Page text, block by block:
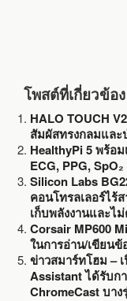
โพสต์ที่เกี่ยวข้อง
HALO TOUCH
สัมผัสทรงกลมแล
HealthyPi 5 พร้อ
ECG, PPG,
Silicon Labs
คอนโทรลเลอร์ไร้
เก็บพลังงานและไ
Corsair MP600
ในการอ่าน/เขียนข้
ข่าวสมาร์ทโฮม –
Assistant ได้รับก
ChromeCast บา